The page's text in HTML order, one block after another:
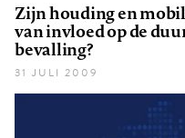
Zijn houding en
van invloed op de
bevalling?
31 JULI 2009